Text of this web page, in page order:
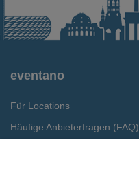
eventano
Für Locations
Häufige Anbieterfragen (FAQ)